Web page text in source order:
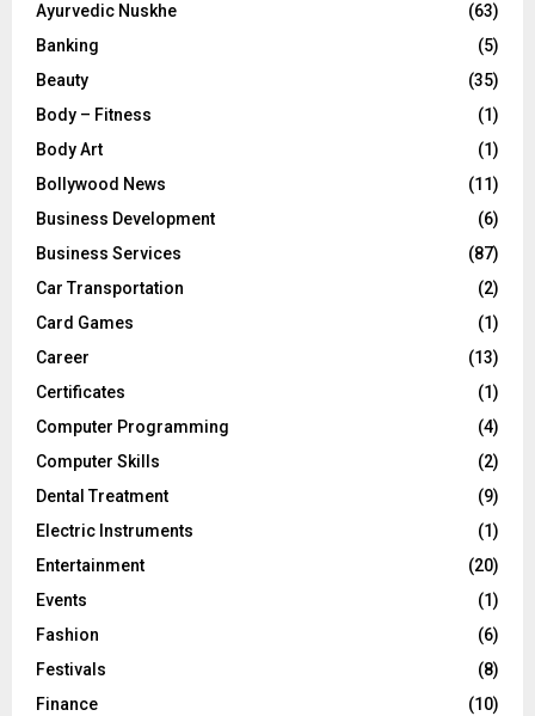
Ayurvedic Nuskhe
(63)
Banking
(5)
Beauty
(35)
Body – Fitness
(1)
Body Art
(1)
Bollywood News
(11)
Business Development
(6)
Business Services
(87)
Car Transportation
(2)
Card Games
(1)
Career
(13)
Certificates
(1)
Computer Programming
(4)
Computer Skills
(2)
Dental Treatment
(9)
Electric Instruments
(1)
Entertainment
(20)
Events
(1)
Fashion
(6)
Festivals
(8)
Finance
(10)